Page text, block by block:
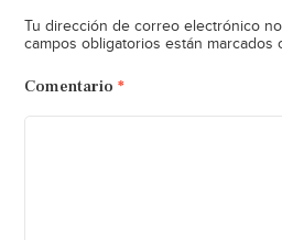
Tu dirección de correo electrónico
campos obligatorios están marcados
Comentario *